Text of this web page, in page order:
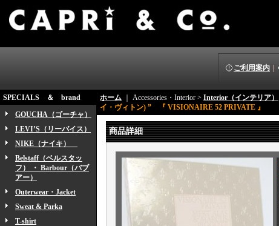
ご利用案内
SPECIALS ＆ brand
GOUCHA（ゴーチャ）
LEVI’S（リーバイス）
NIKE（ナイキ）
Belstaff（ベルスタッ
フ） ・ Barbour（バブ
アー）
Outerwear・Jacket
Sweat & Parka
T-shirt
ホーム ｜ Accessories・Interior > Interior（インテリア）
イ・ヴィトン) ” 『 VISIONAIRE 52 PRIVATE 』
商品詳細